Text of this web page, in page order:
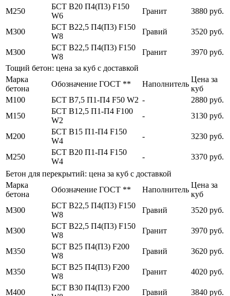
М250
БСТ В20 П4(П3) F150
W6
Гранит 3880 руб.
М300
БСТ В22,5 П4(П3) F150
W8
Гравий 3520 руб.
М300
БСТ В22,5 П4(П3) F150
W8
Гранит
3970 руб.
Тощий бетон: цена за куб с доставкой
Марка
бетона
Обозначение ГОСТ ** Наполнитель
Цена за
куб
М100
БСТ В7,5 П1-П4 F50 W2 -
2880 руб.
М150
БСТ В12,5 П1-П4 F100
W2
- 3130 руб.
М200
БСТ В15 П1-П4 F150
W4
- 3230 руб.
М250
БСТ В20 П1-П4 F150
W4
-
3370 руб.
Бетон для перекрытий: цена за куб с доставкой
Марка
бетона
Обозначение ГОСТ ** Наполнитель
Цена за
куб
М300
БСТ В22,5 П4(П3) F150
W8
Гравий 3520 руб.
М300
БСТ В22,5 П4(П3) F150
W8
Гранит 3970 руб.
М350
БСТ В25 П4(П3) F200
W8
Гравий 3620 руб.
М350
БСТ В25 П4(П3) F200
W8
Гранит 4020 руб.
М400
БСТ В30 П4(П3) F200
Гравий 3840 руб.